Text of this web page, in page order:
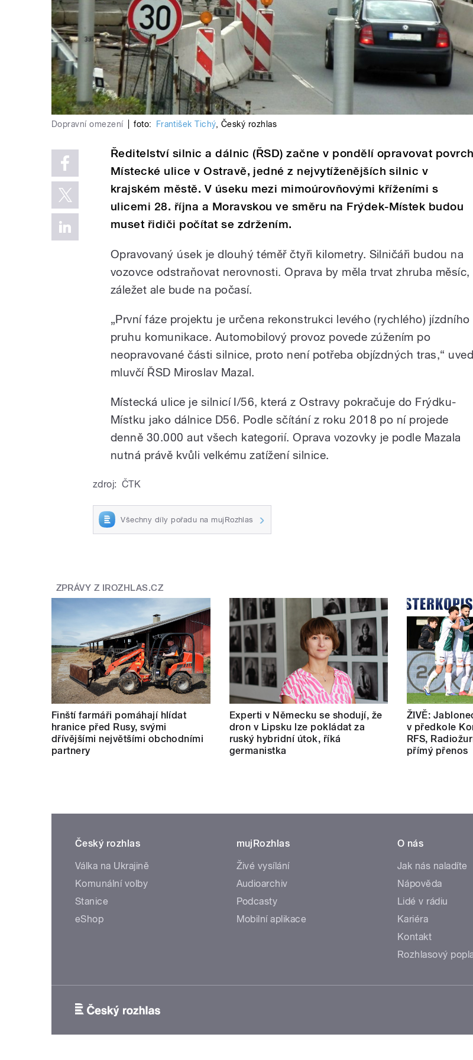
Dopravní omezení foto: František Tichý, Český rozhlas
Ředitelství silnic a dálnic (ŘSD) začne v pondělí opravovat povrch
Místecké ulice v Ostravě, jedné z nejvytíženějších silnic v
krajském městě. V úseku mezi mimoúrovňovými kříženími s
ulicemi 28. října a Moravskou ve směru na Frýdek-Místek budou
muset řidiči počítat se zdržením.
Opravovaný úsek je dlouhý téměř čtyři kilometry. Silničáři budou na
vozovce odstraňovat nerovnosti. Oprava by měla trvat zhruba měsíc,
záležet ale bude na počasí.
„První fáze projektu je určena rekonstrukci levého (rychlého) jízdního
pruhu komunikace. Automobilový provoz povede zúžením po
neopravované části silnice, proto není potřeba objízdných tras,“
mluvčí ŘSD Miroslav Mazal.
Místecká ulice je silnicí I/56, která z Ostravy pokračuje do Frýdku-
Místku jako dálnice D56. Podle sčítání z roku 2018 po ní projede
denně 30.000 aut všech kategorií. Oprava vozovky je podle Mazala
nutná právě kvůli velkému zatížení silnice.
zdroj: ČTK
Všechny díly pořadu na mujRozhlas
ZPRÁVY Z IROZHLAS.CZ
Finští farmáři pomáhají hlídat
hranice před Rusy, svými
dřívějšími největšími obchodními
partnery
Experti v Německu se shodují, že
dron v Lipsku lze pokládat za
ruský hybridní útok, říká
germanistka
ŽIVĚ:
v předkole
RFS,
přímý přenos
Český rozhlas
Válka na Ukrajině
Komunální volby
Stanice
eShop
mujRozhlas
Živé vysílání
Audioarchiv
Podcasty
Mobilní aplikace
O nás
Jak nás naladíte
Nápověda
Lidé v rádiu
Kariéra
Kontakt
Rozhlasový